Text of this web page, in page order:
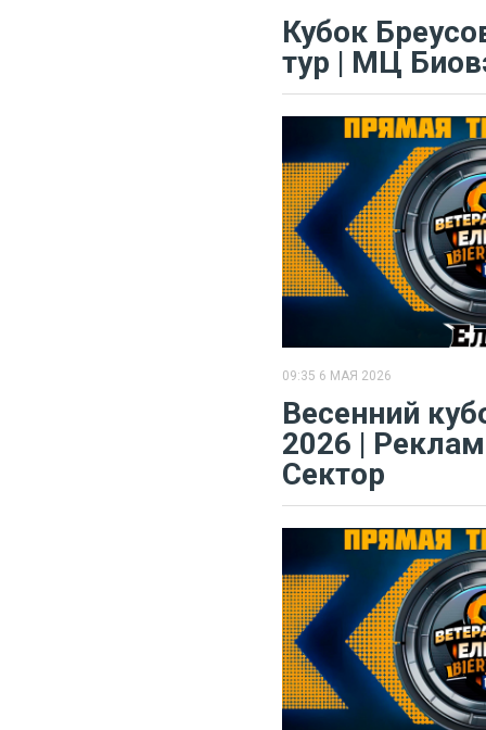
Кубок
тур | МЦ
09:35 6 МАЯ 2026
Весенний
2026 |
Сектор